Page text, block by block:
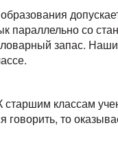
параллельно со
запас. Наши
старшим классам
говорить, то